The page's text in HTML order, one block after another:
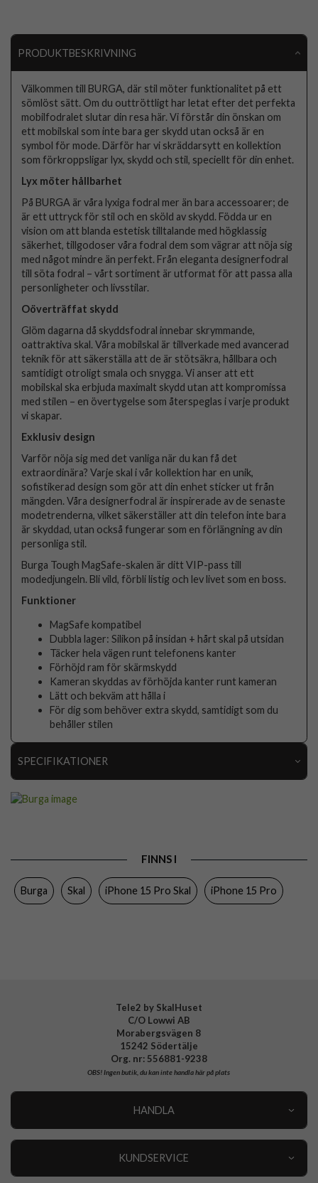
PRODUKTBESKRIVNING
Välkommen till BURGA, där stil möter funktionalitet på ett
sömlöst sätt. Om du outtröttligt har letat efter det perfekta
mobilfodralet slutar din resa här. Vi förstår din önskan om
ett mobilskal som inte bara ger skydd utan också är en
symbol för mode. Därför har vi skräddarsytt en kollektion
som förkroppsligar lyx, skydd och stil, speciellt för din enhet.
Lyx möter hållbarhet
På BURGA är våra lyxiga fodral mer än bara accessoarer; de
är ett uttryck för stil och en sköld av skydd. Födda ur en
vision om att blanda estetisk tilltalande med högklassig
säkerhet, tillgodoser våra fodral dem som vägrar att nöja sig
med något mindre än perfekt. Från eleganta designerfodral
till söta fodral – vårt sortiment är utformat för att passa alla
personligheter och livsstilar.
Oöverträffat skydd
Glöm dagarna då skyddsfodral innebar skrymmande,
oattraktiva skal. Våra mobilskal är tillverkade med avancerad
teknik för att säkerställa att de är stötsäkra, hållbara och
samtidigt otroligt smala och snygga. Vi anser att ett
mobilskal ska erbjuda maximalt skydd utan att kompromissa
med stilen – en övertygelse som återspeglas i varje produkt
vi skapar.
Exklusiv design
Varför nöja sig med det vanliga när du kan få det
extraordinära? Varje skal i vår kollektion har en unik,
sofistikerad design som gör att din enhet sticker ut från
mängden. Våra designerfodral är inspirerade av de senaste
modetrenderna, vilket säkerställer att din telefon inte bara
är skyddad, utan också fungerar som en förlängning av din
personliga stil.
Burga Tough MagSafe-skalen är ditt VIP-pass till
modedjungeln. Bli vild, förbli listig och lev livet som en boss.
Funktioner
MagSafe kompatibel
Dubbla lager: Silikon på insidan + hårt skal på utsidan
Täcker hela vägen runt telefonens kanter
Förhöjd ram för skärmskydd
Kameran skyddas av förhöjda kanter runt kameran
Lätt och bekväm att hålla i
För dig som behöver extra skydd, samtidigt som du
behåller stilen
SPECIFIKATIONER
Material Hårdplast (PC), Mjukplast (TPU)
FINNS I
Burga Skal iPhone 15 Pro Skal iPhone 15 Pro
Tele2 by SkalHuset
C/O Lowwi AB
Morabergsvägen 8
15242 Södertälje
Org. nr: 556881-9238
OBS!Ingen butik, du kan inte handla här på plats
HANDLA
KUNDSERVICE